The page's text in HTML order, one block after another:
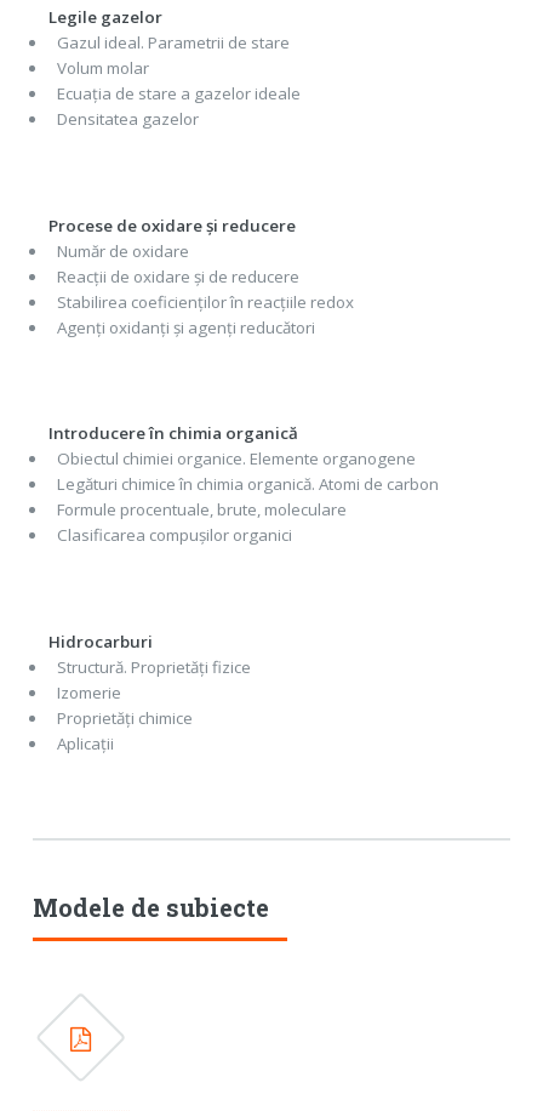
Legile gazelor
Gazul ideal. Parametrii de stare
Volum molar
Ecuația de stare a gazelor ideale
Densitatea gazelor
Procese de oxidare și reducere
Număr de oxidare
Reacții de oxidare și de reducere
Stabilirea coeficienților în reacțiile redox
Agenți oxidanți și agenți reducători
Introducere în chimia organică
Obiectul chimiei organice. Elemente organogene
Legături chimice în chimia organică. Atomi de carbon
Formule procentuale, brute, moleculare
Clasificarea compușilor organici
Hidrocarburi
Structură. Proprietăți fizice
Izomerie
Proprietăți chimice
Aplicații
Modele de subiecte